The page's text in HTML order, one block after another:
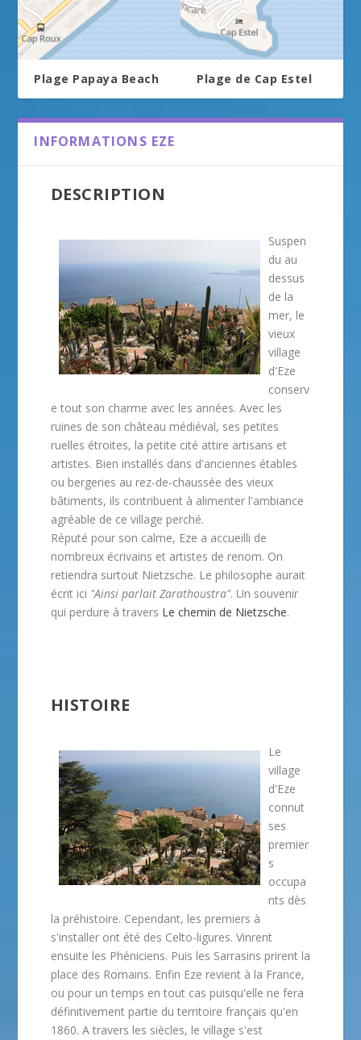
Plage Papaya Beach Plage de Cap Estel
INFORMATIONS EZE
DESCRIPTION
Suspen
du au
dessus
de la
mer, le
vieux
village
d'Eze
conserv
e tout son charme avec les années. Avec les
ruines de son château médiéval, ses petites
ruelles étroites, la petite cité attire artisans et
artistes. Bien installés dans d'anciennes étables
ou bergeries au rez-de-chaussée des vieux
bâtiments, ils contribuent à alimenter l'ambiance
agréable de ce village perché.
Réputé pour son calme, Eze a accueilli de
nombreux écrivains et artistes de renom. On
retiendra surtout Nietzsche. Le philosophe aurait
écrit ici "Ainsi parlait Zarathoustra". Un souvenir
qui perdure à travers Le chemin de Nietzsche.
HISTOIRE
Le
village
d'Eze
connut
ses
premier
s
occupa
nts dès
la préhistoire. Cependant, les premiers à
s'installer ont été des Celto-ligures. Vinrent
ensuite les Phéniciens. Puis les Sarrasins prirent la
place des Romains. Enfin Eze revient à la France,
ou pour un temps en tout cas puisqu'elle ne fera
définitivement partie du territoire français qu'en
1860. A travers les siècles, le village s'est